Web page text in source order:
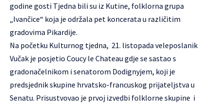
godine gosti Tjedna bili su iz Kutine, folklorna grupa
„Ivančice“ koja je održala pet koncerata u različitim
gradovima Pikardije.
Na početku Kulturnog tjedna, 21. listopada veleposlanik
Vučak je posjetio Coucy le Chateau gdje se sastao s
gradonačelnikom i senatorom Dodignyjem, koji je
predsjednik skupine hrvatsko-francuskog prijateljstva u
Senatu. Prisustvovao je prvoj izvedbi folklorne skupine i